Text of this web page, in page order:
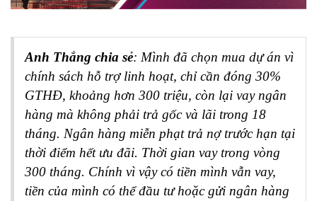
Anh Thắng chia sẻ: Mình đã chọn mua dự án vì
chính sách hỗ trợ linh hoạt, chỉ cần đóng 30%
GTHĐ, khoảng hơn 300 triệu, còn lại vay ngân
hàng mà không phải trả gốc và lãi trong 18
tháng. Ngân hàng miễn phạt trả nợ trước hạn tại
thời điểm hết ưu đãi. Thời gian vay trong vòng
300 tháng. Chính vì vậy có tiền mình vẫn vay,
tiền của mình có thể đầu tư hoặc gửi ngân hàng